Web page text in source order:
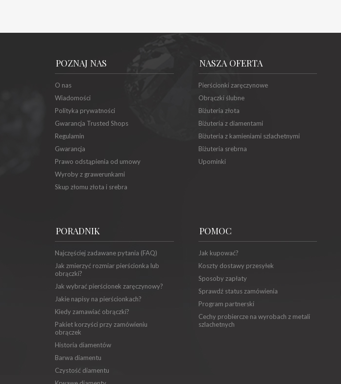
POZNAJ NAS
O nas
Wiadomości
Polityka prywatności
Gwarancja Trusted Shops
Regulamin
Gwarancja
Prawo odstąpienia od umowy
Wyroby z grawerunkami
Skup złomu złota i srebra
NASZA OFERTA
Pierścionki zaręczynowe
Obrączki ślubne
Biżuteria złota
Biżuteria z diamentami
Biżuteria z kamieniami szlachetnymi
Biżuteria srebrna
Upominki
PORADNIK
Najczęściej zadawane pytania (FAQ)
Jak zmierzyć rozmiar pierścionka lub
obrączki?
Jak wybrać pierścionek zaręczynowy?
Jakie napisy na pierścionkach?
Kiedy zamawiać obrączki?
Pakiet korzyści przy zamówieniu
obrączek
Historia diamentów
Barwa diamentu
Czystość diamentu
POMOC
Jak kupować?
Koszty dostawy przesyłek
Sposoby zapłaty
Sprawdź status zamówienia
Program partnerski
Cechy probiercze na wyrobach z metali
szlachetnych